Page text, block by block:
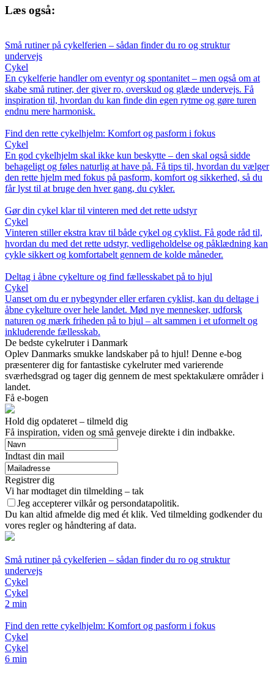
Læs også:
Små rutiner på cykelferien – sådan finder du ro og struktur
undervejs
Cykel
En cykelferie handler om eventyr og spontanitet – men også om at
skabe små rutiner, der giver ro, overskud og glæde undervejs. Få
inspiration til, hvordan du kan finde din egen rytme og gøre turen
endnu mere harmonisk.
Find den rette cykelhjelm: Komfort og pasform i fokus
Cykel
En god cykelhjelm skal ikke kun beskytte – den skal også sidde
behageligt og føles naturlig at have på. Få tips til, hvordan du vælger
den rette hjelm med fokus på pasform, komfort og sikkerhed, så du
får lyst til at bruge den hver gang, du cykler.
Gør din cykel klar til vinteren med det rette udstyr
Cykel
Vinteren stiller ekstra krav til både cykel og cyklist. Få gode råd til,
hvordan du med det rette udstyr, vedligeholdelse og påklædning kan
cykle sikkert og komfortabelt gennem de kolde måneder.
Deltag i åbne cykelture og find fællesskabet på to hjul
Cykel
Uanset om du er nybegynder eller erfaren cyklist, kan du deltage i
åbne cykelture over hele landet. Mød nye mennesker, udforsk
naturen og mærk friheden på to hjul – alt sammen i et uformelt og
inkluderende fællesskab.
De bedste cykelruter i Danmark
Oplev Danmarks smukke landskaber på to hjul! Denne e-bog
præsenterer dig for fantastiske cykelruter med varierende
sværhedsgrad og tager dig gennem de mest spektakulære områder i
landet.
Få e-bogen
Hold dig opdateret – tilmeld dig
Få inspiration, viden og små genveje direkte i din indbakke.
Indtast din mail
Registrer dig
Vi har modtaget din tilmelding – tak
Jeg accepterer vilkår og persondatapolitik.
Du kan altid afmelde dig med ét klik. Ved tilmelding godkender du
vores regler og håndtering af data.
Små rutiner på cykelferien – sådan finder du ro og struktur
undervejs
Cykel
Cykel
2 min
Find den rette cykelhjelm: Komfort og pasform i fokus
Cykel
Cykel
6 min